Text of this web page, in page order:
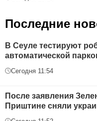
Последние
В Сеуле тестируют
автоматической
Сегодня 11:54
После заявления
Приштине сняли